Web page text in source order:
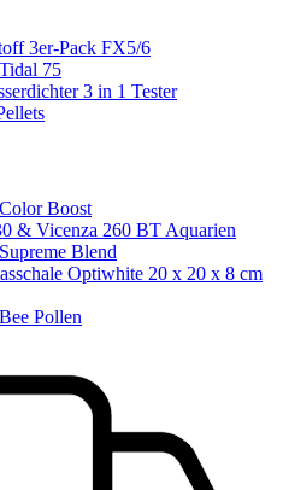
3er-Pack FX5/6
75
3 in 1 Tester
Boost
& Vicenza 260 BT Aquarien
Blend
Optiwhite 20 x 20 x 8 cm
Pollen